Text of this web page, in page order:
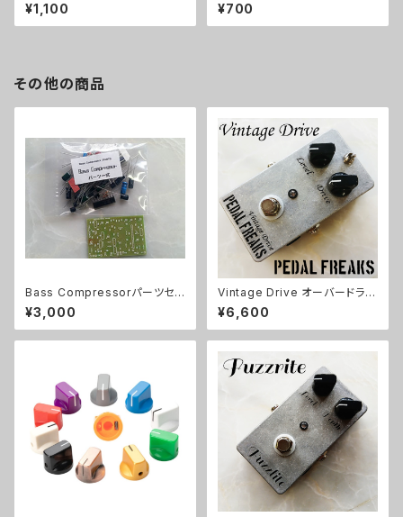
¥1,100 ¥700
その他の商品
Bass Compressorパーツセッ
ト
¥3,000
Vintage Drive オーバードライ
ブキット【PEDAL FREAKS】
¥6,600